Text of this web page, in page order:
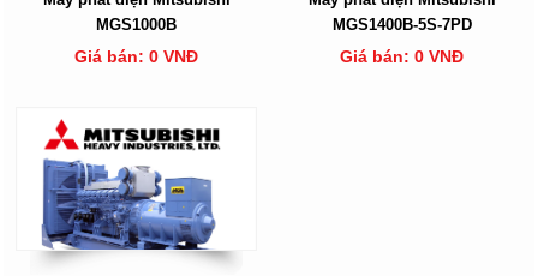
MGS1000B
Giá bán: 0 VNĐ
MGS1400B-5S-7PD
Giá bán: 0 VNĐ